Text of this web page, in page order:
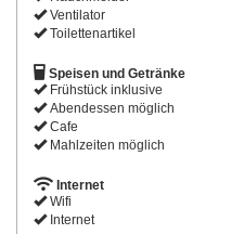
Ventilator
Toilettenartikel
Speisen und Getränke
Frühstück inklusive
Abendessen möglich
Cafe
Mahlzeiten möglich
Internet
Wifi
Internet